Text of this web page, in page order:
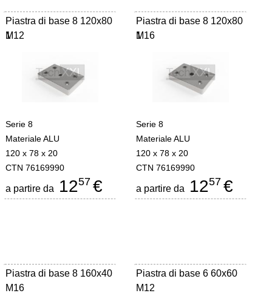
Piastra di base 8 120x80
M12
1
Serie 8
Materiale ALU
120 x 78 x 20
CTN 76169990
a partire da 1257 €
Piastra di base 8 120x80
M16
1
Serie 8
Materiale ALU
120 x 78 x 20
CTN 76169990
a partire da 1257 €
Piastra di base 8 160x40
M16
Piastra di base 6 60x60
M12